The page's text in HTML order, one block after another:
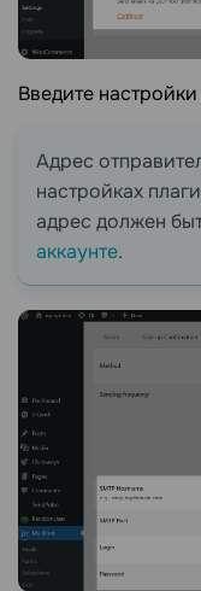
Введите
Адрес
настройках
адрес должен
аккаунте.